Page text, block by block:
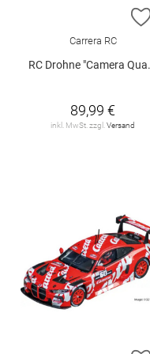
Carrera RC
RC Drohne "Camera Quadrocopter Go!"
89,99 €
inkl. MwSt. zzgl. Versand